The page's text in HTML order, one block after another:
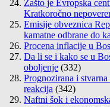
Zašto je Evropska
Kratkoročno
Emisije obveznica
kamatne odbrane do
Procena inflacije u
Da li se i kako se u
oboljenje (332)
Prognozirana i
reakcija (342)
Naftni šok i